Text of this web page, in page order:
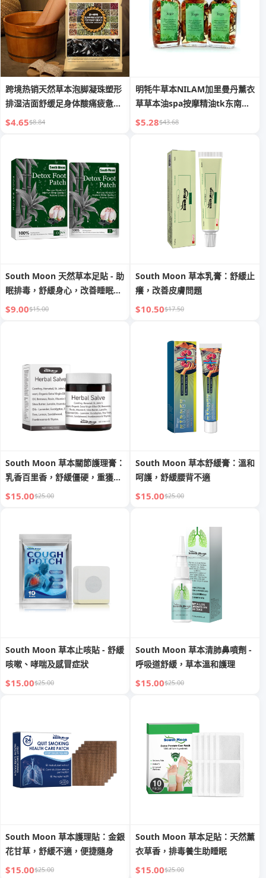
跨境热销天然草本泡脚凝珠塑形
排湿洁面舒缓足身体酸痛疲惫泡
脚珠
$4.65$8.84
明牦牛草本NILAM加里曼丹薰衣
草草本油spa按摩精油tk东南亚
热销
$5.28$43.68
South Moon 天然草本足貼 - 助
眠排毒，舒緩身心，改善睡眠質
素
$9.00$15.00
South Moon 草本乳膏：舒緩止
癢，改善皮膚問題
$10.50$17.50
South Moon 草本關節護理膏：
乳香百里香，舒緩僵硬，重獲活
力
$15.00$25.00
South Moon 草本舒緩膏：溫和
呵護，舒緩腰背不適
$15.00$25.00
South Moon 草本止咳貼 - 舒緩
咳嗽、哮喘及感冒症狀
$15.00$25.00
South Moon 草本清肺鼻噴劑 -
呼吸道舒緩，草本溫和護理
$15.00$25.00
South Moon 草本護理貼：金銀
花甘草，舒緩不適，便捷隨身
$15.00$25.00
South Moon 草本足貼：天然薰
衣草香，排毒養生助睡眠
$15.00$25.00